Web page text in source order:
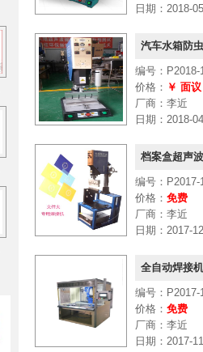
日期：2018-
汽车水箱防
编号：P2018-
价格： ￥ 面
厂商：李近
日期：2018-
档案盒超声
编号：P2017-
价格： 免费
厂商：李近
日期：2017-
全自动焊接
编号：P2017-
价格： 免费
厂商：李近
日期：2017-